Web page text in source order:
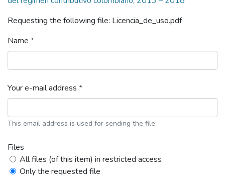
Requesting the following file: Licencia_de_uso.pdf
Name *
Your e-mail address *
This email address is used for sending the file.
Files
All files (of this item) in restricted access
Only the requested file